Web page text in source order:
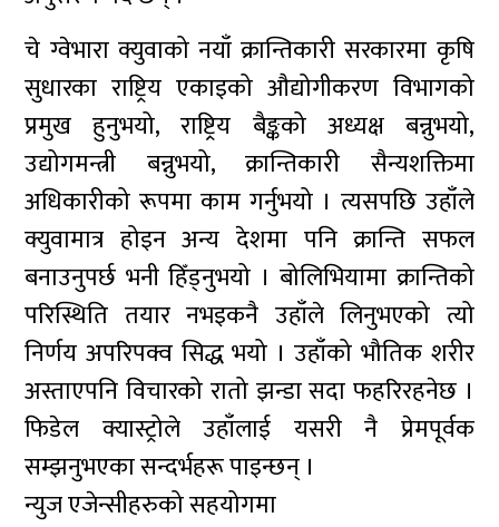
चे ग्वेभारा क्युवाको नयाँ क्रान्तिकारी सरकारमा कृषि
सुधारका राष्ट्रिय एकाइको औद्योगीकरण विभागको
प्रमुख हुनुभयो, राष्ट्रिय बैङ्कको अध्यक्ष बन्नुभयो,
उद्योगमन्त्री बन्नुभयो, क्रान्तिकारी सैन्यशक्तिमा
अधिकारीको रूपमा काम गर्नुभयो । त्यसपछि उहाँले
क्युवामात्र होइन अन्य देशमा पनि क्रान्ति सफल
बनाउनुपर्छ भनी हिँड्नुभयो । बोलिभियामा क्रान्तिको
परिस्थिति तयार नभइकनै उहाँले लिनुभएको त्यो
निर्णय अपरिपक्व सिद्ध भयो । उहाँको भौतिक शरीर
अस्ताएपनि विचारको रातो झन्डा सदा फहरिरहनेछ ।
फिडेल क्यास्ट्रोले उहाँलाई यसरी नै प्रेमपूर्वक
सम्झनुभएका सन्दर्भहरू पाइन्छन् ।
न्युज एजेन्सीहरुको सहयोगमा